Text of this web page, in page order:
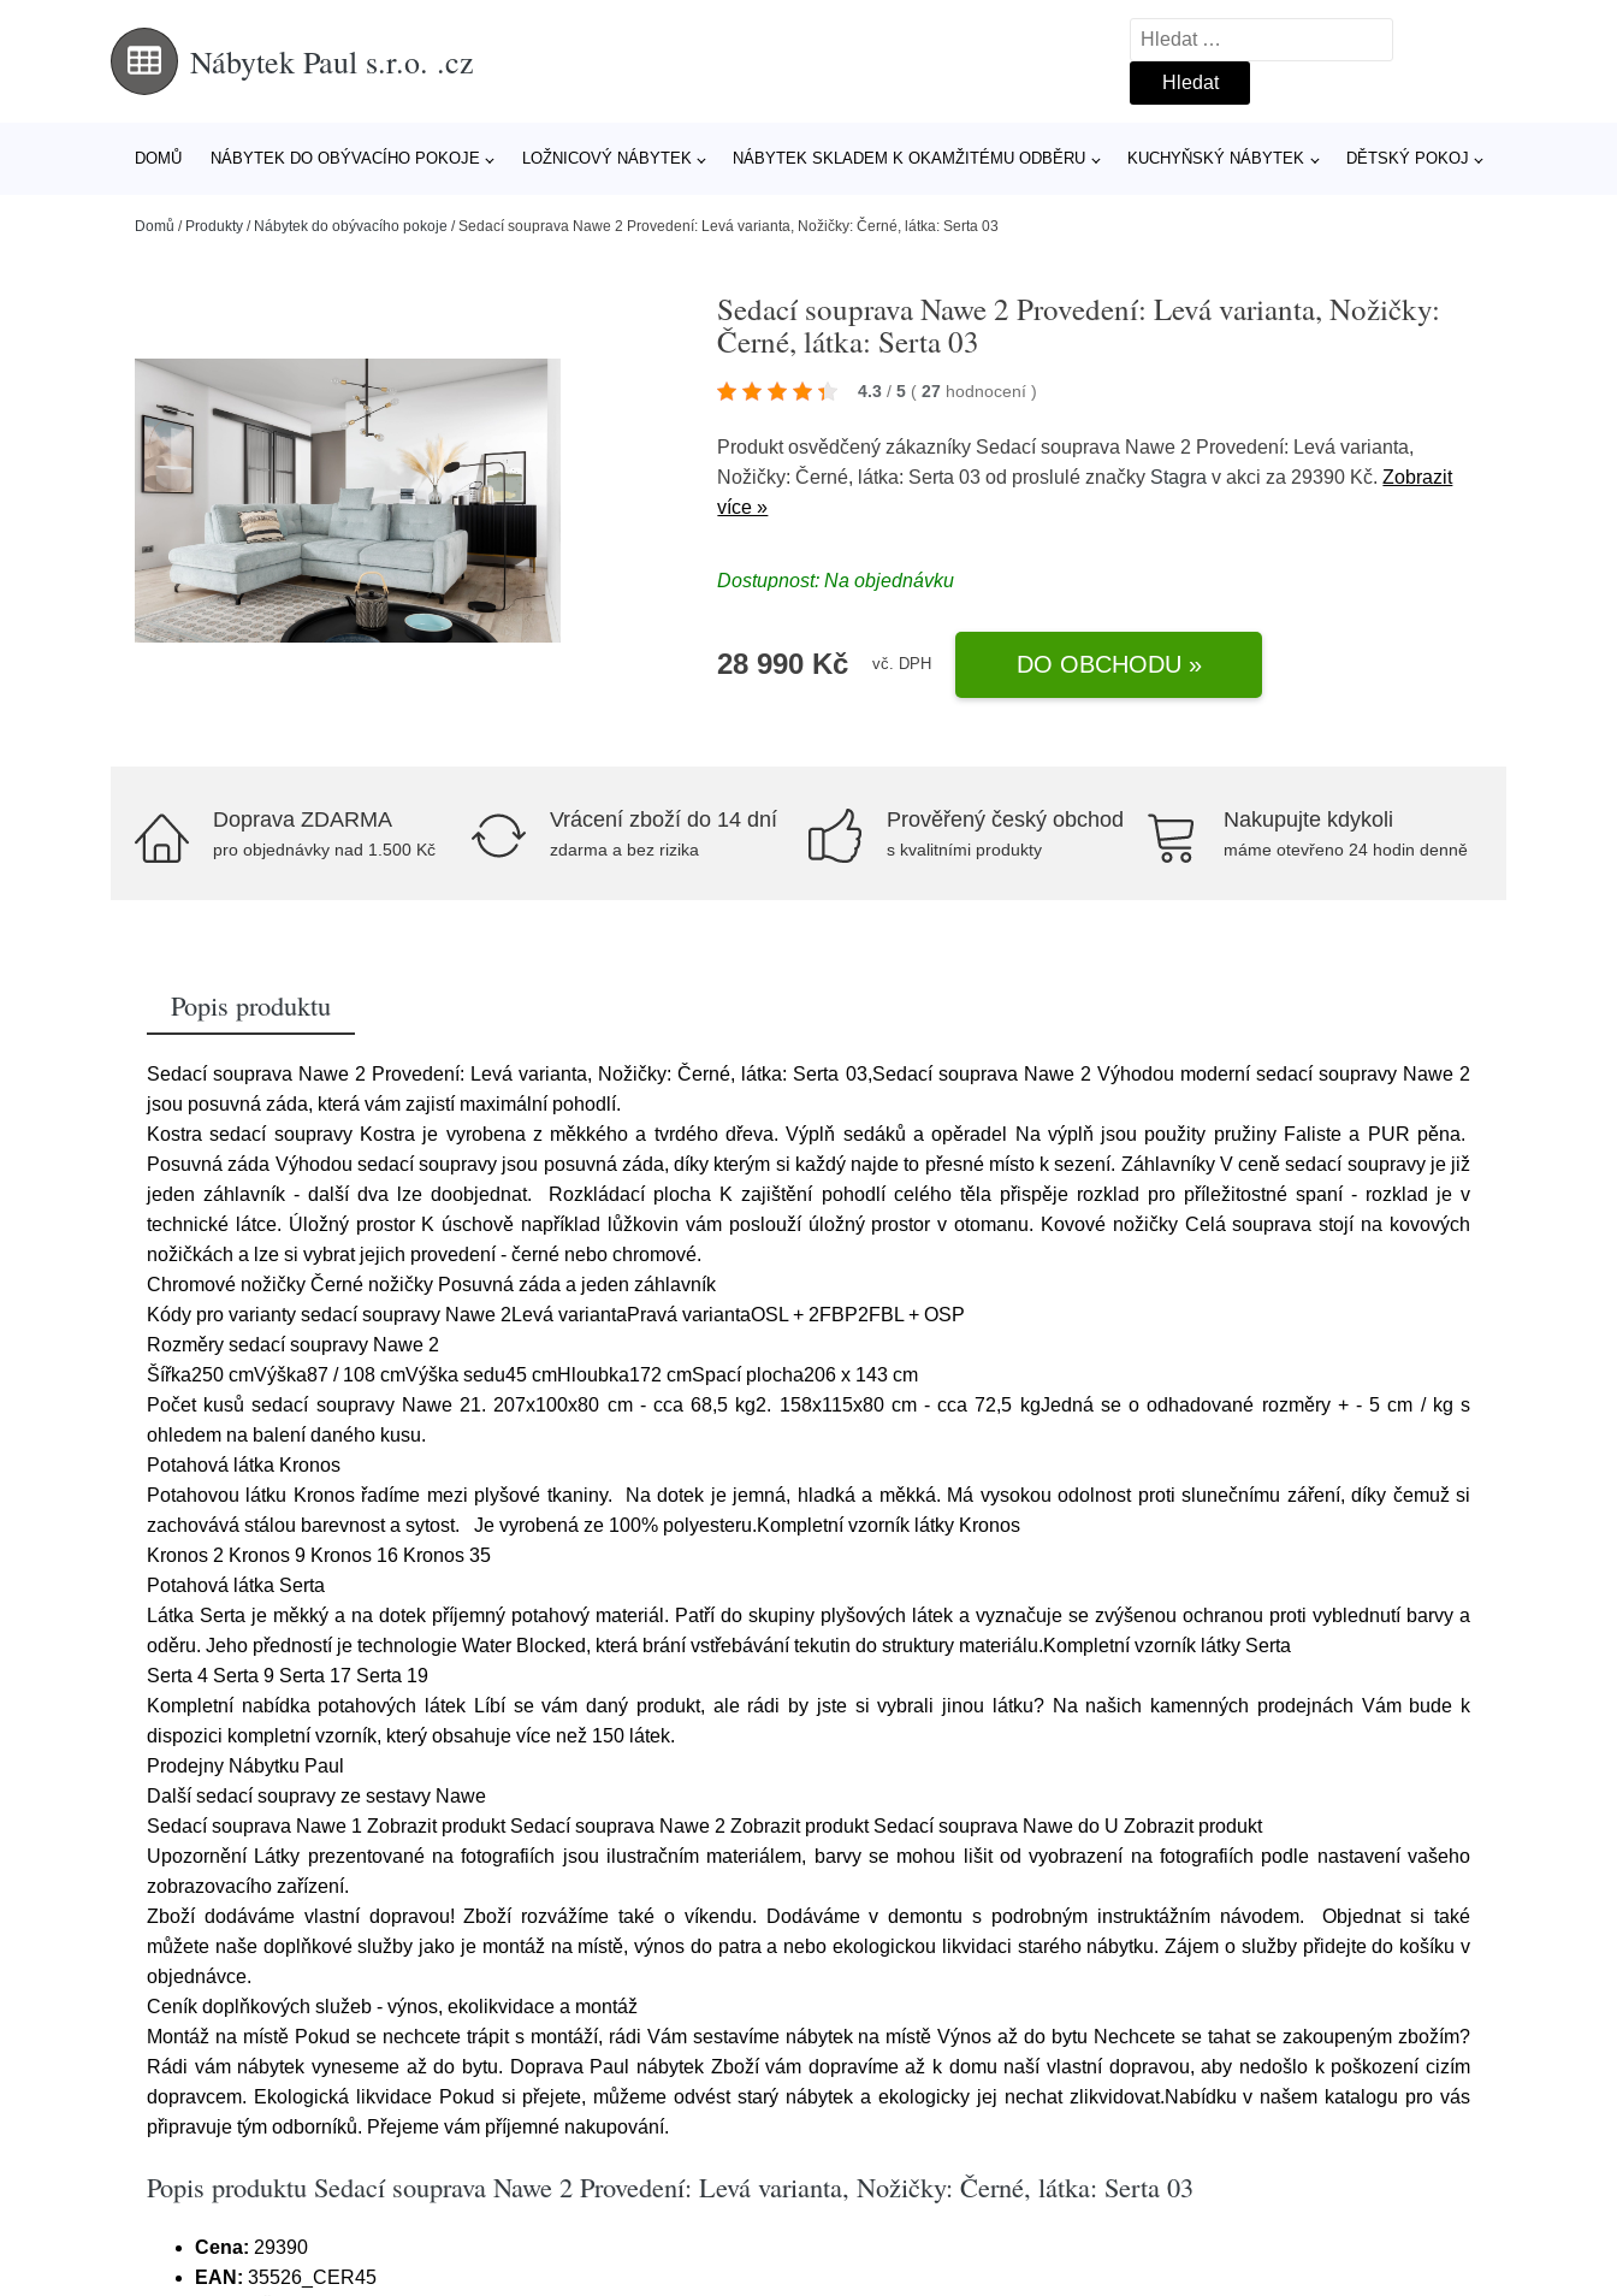
Nábytek Paul s.r.o. .cz
Vyhledávání
DOMŮ NÁBYTEK DO OBÝVACÍHO POKOJE LOŽNICOVÝ NÁBYTEK NÁBYTEK SKLADEM K OKAMŽITÉMU ODBĚRU KUCHYŇSKÝ NÁBYTEK DĚTSKÝ POKOJ
Domů / Produkty / Nábytek do obývacího pokoje /Sedací souprava Nawe 2 Provedení: Levá varianta, Nožičky: Černé, látka: Serta 03
Sedací souprava Nawe 2 Provedení: Levá varianta, Nožičky:
Černé, látka: Serta 03
4.3 / 5 ( 27 hodnocení)
Produkt osvědčený zákazníky Sedací souprava Nawe 2 Provedení: Levá varianta,
Nožičky: Černé, látka: Serta 03 od proslulé značky Stagra v akci za 29390 Kč.Zobrazit
více »
Dostupnost: Na objednávku
28 990 Kč vč. DPH DO OBCHODU »
Doprava ZDARMA
pro objednávky nad 1.500 Kč
Vrácení zboží do 14 dní
zdarma a bez rizika
Prověřený český obchod
s kvalitními produkty
Nakupujte kdykoli
máme otevřeno 24 hodin denně
Popis produktu
Sedací souprava Nawe 2 Provedení: Levá varianta, Nožičky: Černé, látka: Serta 03,Sedací souprava Nawe 2 Výhodou moderní sedací soupravy Nawe 2
jsou posuvná záda, která vám zajistí maximální pohodlí.
Kostra sedací soupravy Kostra je vyrobena z měkkého a tvrdého dřeva. Výplň sedáků a opěradel Na výplň jsou použity pružiny Faliste a PUR pěna.
Posuvná záda Výhodou sedací soupravy jsou posuvná záda, díky kterým si každý najde to přesné místo k sezení. Záhlavníky V ceně sedací soupravy je již
jeden záhlavník - další dva lze doobjednat. Rozkládací plocha K zajištění pohodlí celého těla přispěje rozklad pro příležitostné spaní - rozklad je v
technické látce. Úložný prostor K úschově například lůžkovin vám poslouží úložný prostor v otomanu. Kovové nožičky Celá souprava stojí na kovových
nožičkách a lze si vybrat jejich provedení - černé nebo chromové.
Chromové nožičky Černé nožičky Posuvná záda a jeden záhlavník
Kódy pro varianty sedací soupravy Nawe 2Levá variantaPravá variantaOSL + 2FBP2FBL + OSP
Rozměry sedací soupravy Nawe 2
Šířka250 cmVýška87 / 108 cmVýška sedu45 cmHloubka172 cmSpací plocha206 x 143 cm
Počet kusů sedací soupravy Nawe 21. 207x100x80 cm - cca 68,5 kg2. 158x115x80 cm - cca 72,5 kgJedná se o odhadované rozměry + - 5 cm / kg s
ohledem na balení daného kusu.
Potahová látka Kronos
Potahovou látku Kronos řadíme mezi plyšové tkaniny. Na dotek je jemná, hladká a měkká. Má vysokou odolnost proti slunečnímu záření, díky čemuž si
zachovává stálou barevnost a sytost. Je vyrobená ze 100% polyesteru.Kompletní vzorník látky Kronos
Kronos 2 Kronos 9 Kronos 16 Kronos 35
Potahová látka Serta
Látka Serta je měkký a na dotek příjemný potahový materiál. Patří do skupiny plyšových látek a vyznačuje se zvýšenou ochranou proti vyblednutí barvy a
oděru. Jeho předností je technologie Water Blocked, která brání vstřebávání tekutin do struktury materiálu.Kompletní vzorník látky Serta
Serta 4 Serta 9 Serta 17 Serta 19
Kompletní nabídka potahových látek Líbí se vám daný produkt, ale rádi by jste si vybrali jinou látku? Na našich kamenných prodejnách Vám bude k
dispozici kompletní vzorník, který obsahuje více než 150 látek.
Prodejny Nábytku Paul
Další sedací soupravy ze sestavy Nawe
Sedací souprava Nawe 1 Zobrazit produkt Sedací souprava Nawe 2 Zobrazit produkt Sedací souprava Nawe do U Zobrazit produkt
Upozornění Látky prezentované na fotografiích jsou ilustračním materiálem, barvy se mohou lišit od vyobrazení na fotografiích podle nastavení vašeho
zobrazovacího zařízení.
Zboží dodáváme vlastní dopravou! Zboží rozvážíme také o víkendu. Dodáváme v demontu s podrobným instruktážním návodem. Objednat si také
můžete naše doplňkové služby jako je montáž na místě, výnos do patra a nebo ekologickou likvidaci starého nábytku. Zájem o služby přidejte do košíku v
objednávce.
Ceník doplňkových služeb - výnos, ekolikvidace a montáž
Montáž na místě Pokud se nechcete trápit s montáží, rádi Vám sestavíme nábytek na místě Výnos až do bytu Nechcete se tahat se zakoupeným zbožím?
Rádi vám nábytek vyneseme až do bytu. Doprava Paul nábytek Zboží vám dopravíme až k domu naší vlastní dopravou, aby nedošlo k poškození cizím
dopravcem. Ekologická likvidace Pokud si přejete, můžeme odvést starý nábytek a ekologicky jej nechat zlikvidovat.Nabídku v našem katalogu pro vás
připravuje tým odborníků. Přejeme vám příjemné nakupování.
Popis produktu Sedací souprava Nawe 2 Provedení: Levá varianta, Nožičky: Černé, látka: Serta 03
Cena: 29390
EAN: 35526_CER45